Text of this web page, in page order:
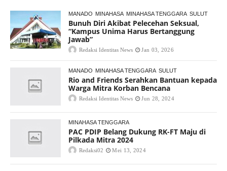
MANADO MINAHASA MINAHASA TENGGARA SULUT
Bunuh Diri Akibat Pelecehan Seksual,
“Kampus Unima Harus Bertanggung
Jawab”
Redaksi Identitas News Jan 03, 2026
MANADO MINAHASA TENGGARA SULUT
Rio and Friends Serahkan Bantuan kepada
Warga Mitra Korban Bencana
Redaksi Identitas News Jun 28, 2024
MINAHASA TENGGARA
PAC PDIP Belang Dukung RK-FT Maju di
Pilkada Mitra 2024
Redaksi02 Mei 13, 2024